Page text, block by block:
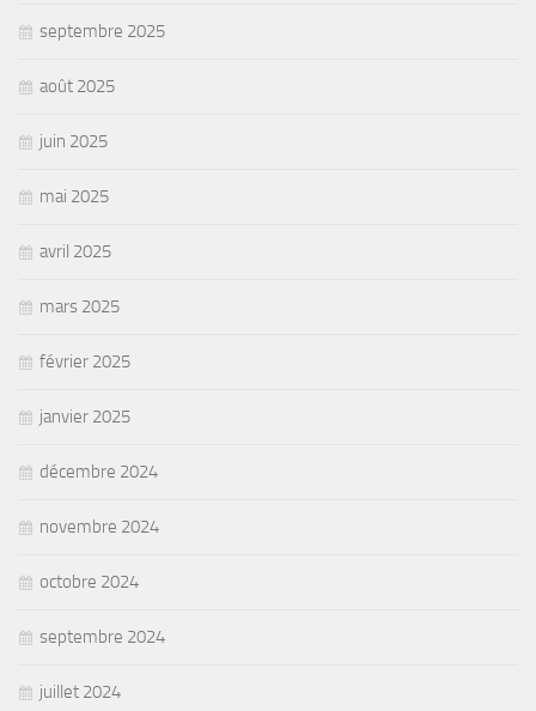
septembre 2025
août 2025
juin 2025
mai 2025
avril 2025
mars 2025
février 2025
janvier 2025
décembre 2024
novembre 2024
octobre 2024
septembre 2024
juillet 2024